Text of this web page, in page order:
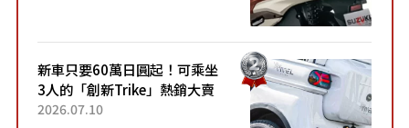
新車只要60萬日圓起！可乘坐
3人的「創新Trike」熱銷大賣
成為人氣車款！「養車成本真
2026.07.10